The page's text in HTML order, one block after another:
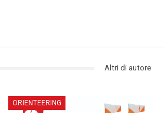
Altri di autore
ORIENTEERING